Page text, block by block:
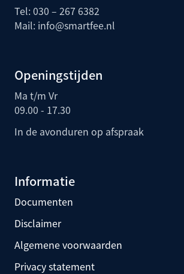
Tel: 030 – 267 6382
Mail: info@smartfee.nl
Openingstijden
Ma t/m Vr
09.00 - 17.30
In de avonduren op afspraak
Informatie
Documenten
Disclaimer
Algemene voorwaarden
Privacy statement